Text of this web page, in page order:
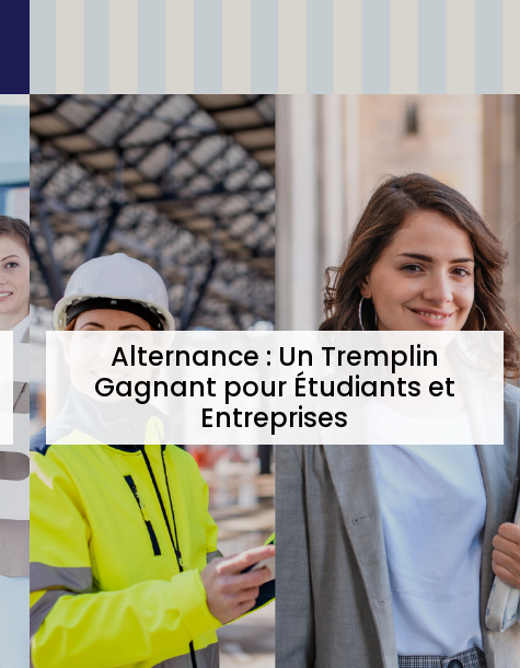
Alternance : Un Tremplin
Gagnant pour Étudiants et
Entreprises